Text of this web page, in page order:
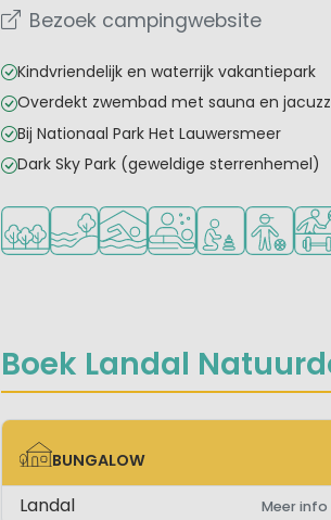
Bezoek campingwebsite
Kindvriendelijk en waterrijk vakantiepark
Overdekt zwembad met sauna en
Bij Nationaal Park Het Lauwersmeer
Dark Sky Park (geweldige sterrenhemel)
Ligt in een bosrijke omgeving
Ligt bij het water
Overdekt zwembad
Wellnessfaciliteiten
Aanbevolen
Boek Landal
BUNGALOW
BUNGALOW
Landal Meer info